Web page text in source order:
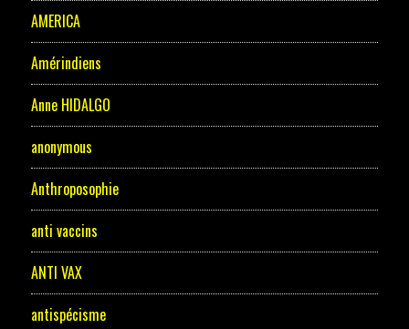
AMERICA
Amérindiens
Anne HIDALGO
anonymous
Anthroposophie
anti vaccins
ANTI VAX
antispécisme